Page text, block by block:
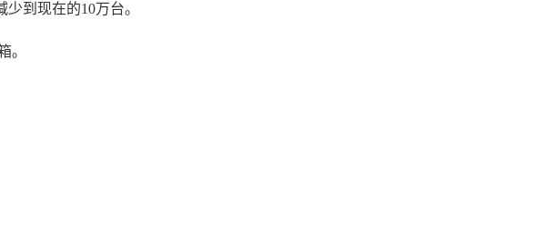
到现在的10万台。
。